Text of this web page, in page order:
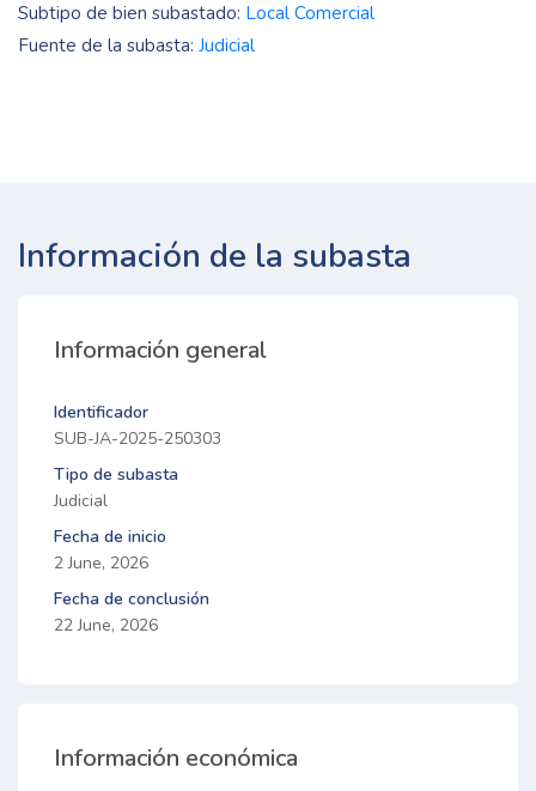
Subtipo de bien subastado: Local Comercial
Fuente de la subasta: Judicial
Información de la subasta
Información general
Identificador
SUB-JA-2025-250303
Tipo de subasta
Judicial
Fecha de inicio
2 June, 2026
Fecha de conclusión
22 June, 2026
Información económica